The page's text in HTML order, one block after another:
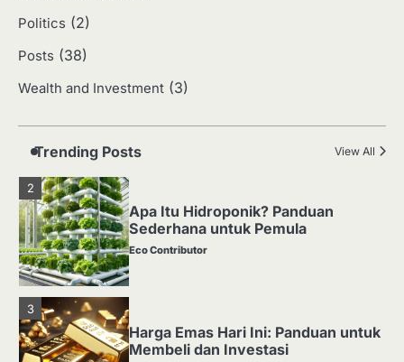
Politics (2)
Posts (38)
Wealth and Investment (3)
Trending Posts View All
Media Tanam: Jenis, Fungsi, dan
Eco Contributor
2
Apa Itu Hidroponik? Panduan
Sederhana untuk Pemula
Eco Contributor
3
Harga Emas Hari Ini: Panduan untuk
Membeli dan Investasi